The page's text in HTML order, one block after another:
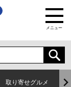
メニュー
取り寄せグルメ